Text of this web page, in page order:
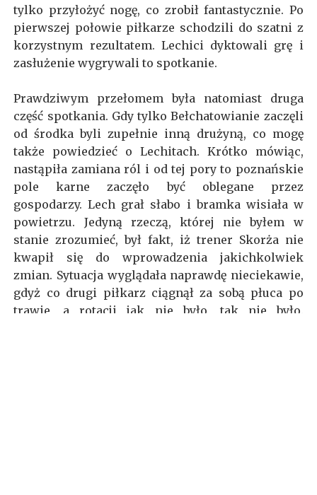
tylko przyłożyć nogę, co zrobił fantastycznie. Po
pierwszej połowie piłkarze schodzili do szatni z
korzystnym rezultatem. Lechici dyktowali grę i
zasłużenie wygrywali to spotkanie.
Prawdziwym przełomem była natomiast druga
część spotkania. Gdy tylko Bełchatowianie zaczęli
od środka byli zupełnie inną drużyną, co mogę
także powiedzieć o Lechitach. Krótko mówiąc,
nastąpiła zamiana ról i od tej pory to poznańskie
pole karne zaczęło być oblegane przez
gospodarzy. Lech grał słabo i bramka wisiała w
powietrzu. Jedyną rzeczą, której nie byłem w
stanie zrozumieć, był fakt, iż trener Skorża nie
kwapił się do wprowadzenia jakichkolwiek
zmian. Sytuacja wyglądała naprawdę nieciekawie,
gdyż co drugi piłkarz ciągnął za sobą płuca po
trawie, a rotacji jak nie było, tak nie było.